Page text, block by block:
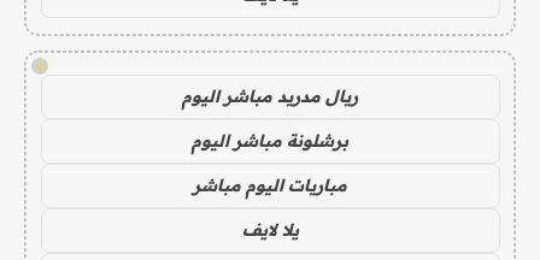
!
ريال مدريد مباشر اليوم
برشلونة مباشر اليوم
مباريات اليوم مباشر
يلا لايف